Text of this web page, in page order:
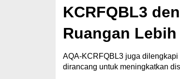
KCRFQBL3
Ruangan
AQA-KCRFQBL3 juga dilengkapi
dirancang untuk meningkatkan